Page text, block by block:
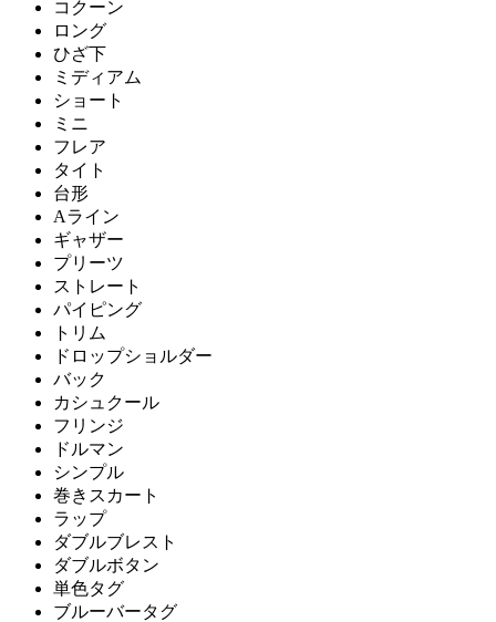
コクーン
ロング
ひざ下
ミディアム
ショート
ミニ
フレア
タイト
台形
Aライン
ギャザー
プリーツ
ストレート
パイピング
トリム
ドロップショルダー
バック
カシュクール
フリンジ
ドルマン
シンプル
巻きスカート
ラップ
ダブルブレスト
ダブルボタン
単色タグ
ブルーバータグ